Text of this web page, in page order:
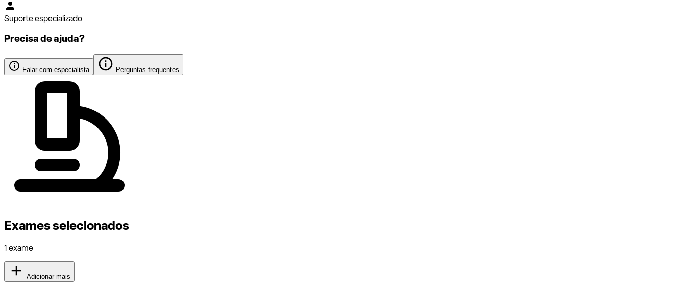
Suporte especializado
Precisa de ajuda?
Falar com especialista Perguntas frequentes
Exames selecionados
1 exame
Adicionar mais